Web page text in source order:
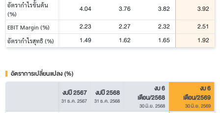
อัตรากำไรขั้นต้น
(%)
4.04 3.76 3.82 3.92
EBIT Margin (%) 2.23 2.27 2.32 2.51
อัตรากำไรสุทธิ (%) 1.49 1.62 1.65 1.92
อัตราการเปลี่ยนแปลง (%)
งบปี 2567
31 ธ.ค. 2567
งบปี 2568
31 ธ.ค. 2568
งบ 6
เดือน/2568
30 มิ.ย. 2568
งบ 6
เดือน/2569
30 มิ.ย. 2569